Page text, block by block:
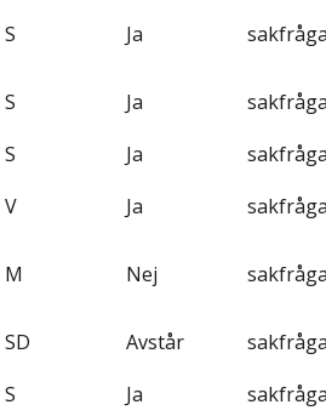
S Ja
S Ja
S Ja
V Ja
M Nej
SD Avstår
S Ja